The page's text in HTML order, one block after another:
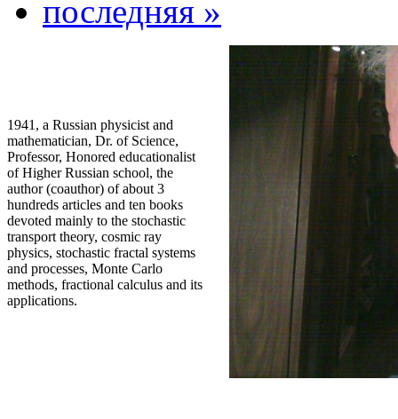
последняя »
1941, a Russian physicist and
mathematician, Dr. of Science,
Professor, Honored educationalist
of Higher Russian school, the
author (coauthor) of about 3
hundreds articles and ten books
devoted mainly to the stochastic
transport theory, cosmic ray
physics, stochastic fractal systems
and processes, Monte Carlo
methods, fractional calculus and its
applications.